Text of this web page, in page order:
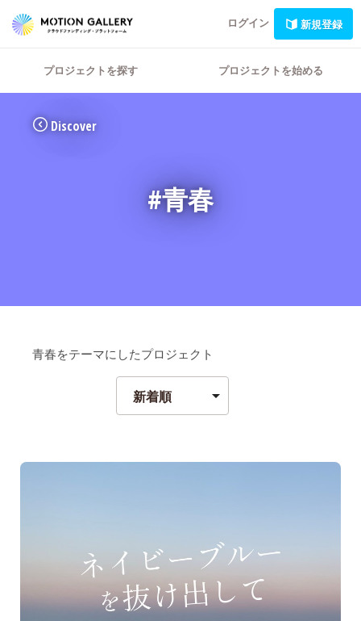
ログイン 新規登録
プロジェクトを探す プロジェクトを始める
Discover
#青春
青春をテーマにしたプロジェクト